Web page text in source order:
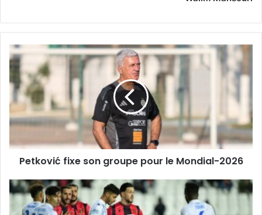
Petković
fixe
groupe
pour
Mondial-
Petković fixe son groupe pour le Mondial-2026
MB
Rouisset